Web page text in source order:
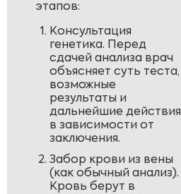
этапов:
Консультация
генетика. Перед
сдачей анализа врач
объясняет суть теста,
возможные
результаты и
дальнейшие действия
в зависимости от
заключения.
Забор крови из вены
(как обычный анализ).
Кровь берут в